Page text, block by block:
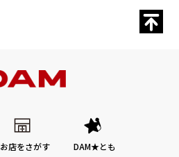
お店をさがす DAM★とも